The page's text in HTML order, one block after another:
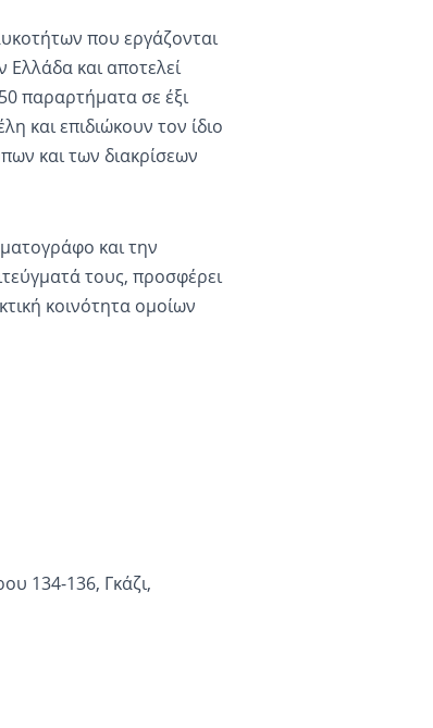
που εργάζονται
και αποτελεί
παραρτήματα σε έξι
και επιδιώκουν τον ίδιο
και των διακρίσεων
και την
τους, προσφέρει
κοινότητα ομοίων
134-136, Γκάζι,